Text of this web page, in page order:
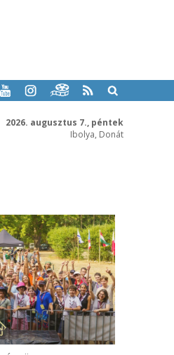
2026. augusztus 7., péntek
Ibolya, Donát